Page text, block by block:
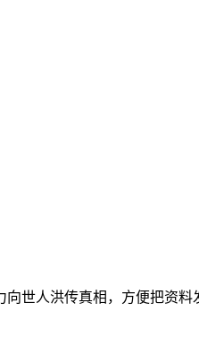
向世人洪传真相，方便把